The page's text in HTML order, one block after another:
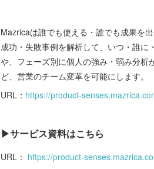
Mazricaは誰でも使える・誰でも成果を
成功・失敗事例を解析して、いつ・誰に
や、フェーズ別に個人の強み・弱み分析
ど、営業のチーム変革を可能にします。
URL： https://product-
▶︎サービス資料はこちら
URL： https://product-